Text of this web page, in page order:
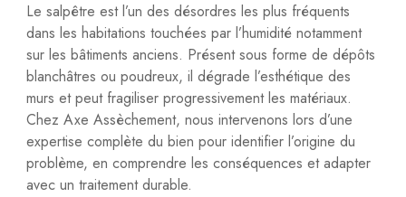
Le salpêtre est l’un des désordres les plus fréquents
dans les habitations touchées par l’humidité notamment
sur les bâtiments anciens. Présent sous forme de dépôts
blanchâtres ou poudreux, il dégrade l’esthétique des
murs et peut fragiliser progressivement les matériaux.
Chez Axe Assèchement, nous intervenons lors d’une
expertise complète du bien pour identifier l’origine du
problème, en comprendre les conséquences et adapter
avec un traitement durable.